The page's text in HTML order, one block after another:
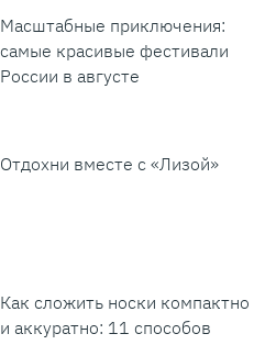
Масштабные приключения:
самые красивые фестивали
России в августе
Отдохни вместе с «Лизой»
Как сложить носки компактно
и аккуратно: 11 способов